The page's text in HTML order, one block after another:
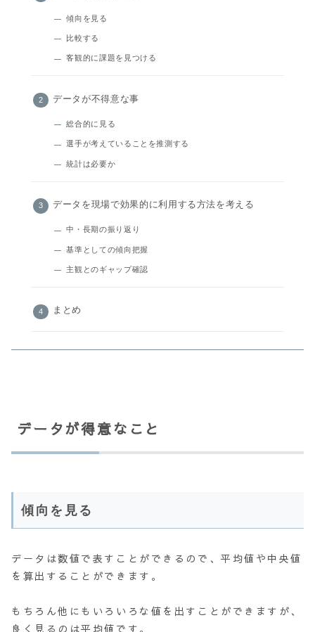
傾向を見る
比較する
客観的に課題を見つける
データが不得意な事
総合的に見る
選手が考えていることを推測する
統計は必要か
データを現場で効果的に利用する方法を考える
中・長期の振り返り
基準としての傾向把握
主観とのギャップ確認
まとめ
データが得意なこと
傾向を見る
データは数値で表すことができるので、平均値や中央値
を算出することができます。
もちろん他にもいろいろな値を出すことができますが、
良く見るのは平均値です。